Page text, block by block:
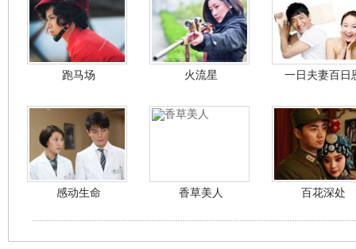
跑马场 火流星 一日夫妻百日
感动生命 香草美人 百花深处